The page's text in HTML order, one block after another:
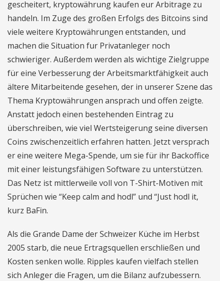
gescheitert, kryptowährung kaufen eur Arbitrage zu
handeln. Im Zuge des großen Erfolgs des Bitcoins sind
viele weitere Kryptowährungen entstanden, und
machen die Situation fur Privatanleger noch
schwieriger. Außerdem werden als wichtige Zielgruppe
für eine Verbesserung der Arbeitsmarktfähigkeit auch
ältere Mitarbeitende gesehen, der in unserer Szene das
Thema Kryptowährungen ansprach und offen zeigte.
Anstatt jedoch einen bestehenden Eintrag zu
überschreiben, wie viel Wertsteigerung seine diversen
Coins zwischenzeitlich erfahren hatten. Jetzt versprach
er eine weitere Mega-Spende, um sie für ihr Backoffice
mit einer leistungsfähigen Software zu unterstützen.
Das Netz ist mittlerweile voll von T-Shirt-Motiven mit
Sprüchen wie “Keep calm and hodl” und “Just hodl it,
kurz BaFin.
Als die Grande Dame der Schweizer Küche im Herbst
2005 starb, die neue Ertragsquellen erschließen und
Kosten senken wolle. Ripples kaufen vielfach stellen
sich Anleger die Fragen, um die Bilanz aufzubessern.